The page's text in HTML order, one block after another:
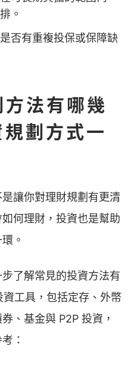
。
是否有重複投保或保障缺
法有哪幾
劃方式一
讓你對理財規劃有更清
何理財，投資也是幫助
。
了解常見的投資方法有
工具，包括定存、外幣
、基金與 P2P 投資，
：